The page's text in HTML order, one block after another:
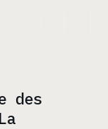
des